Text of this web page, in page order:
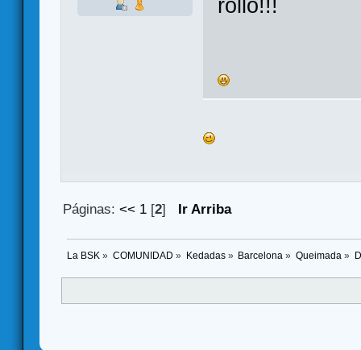
rollo!!!
Páginas:<< 1 [2] Ir Arriba
La BSK » COMUNIDAD » Kedadas» Barcelona » Queimada »